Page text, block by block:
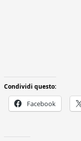
Condividi questo:
Facebook